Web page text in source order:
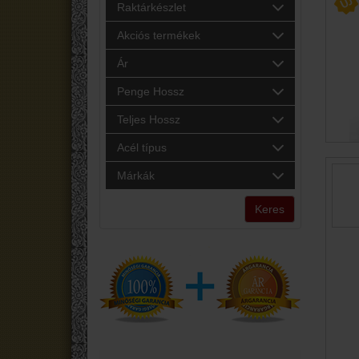
Raktárkészlet
Akciós termékek
Ár
Penge Hossz
Teljes Hossz
Acél típus
Márkák
Keres